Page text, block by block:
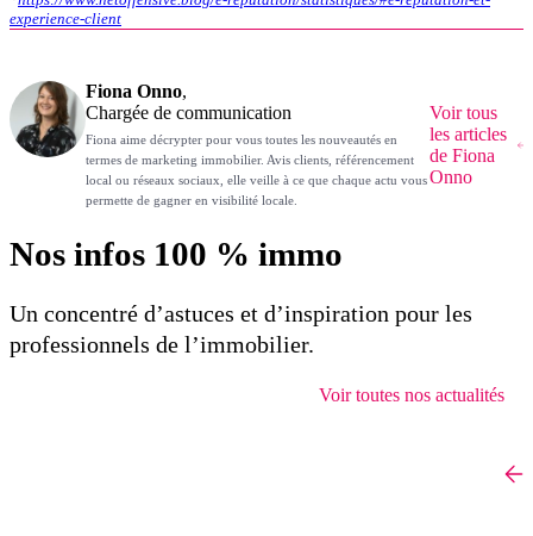
experience-client
Fiona Onno,
Chargée de communication
Fiona aime décrypter pour vous toutes les nouveautés en
termes de marketing immobilier. Avis clients, référencement
local ou réseaux sociaux, elle veille à ce que chaque actu vous
permette de gagner en visibilité locale.
Voir tous
les articles
de Fiona
Onno
Nos infos 100 % immo
Un concentré d’astuces et d’inspiration pour les
professionnels de l’immobilier.
Voir toutes nos actualités